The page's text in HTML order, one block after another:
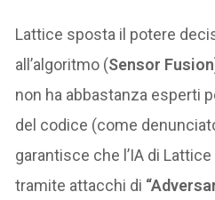
Lattice sposta il potere
all’algoritmo (Sensor Fusion
non ha abbastanza esperti
del codice (come
garantisce che l’IA di
tramite attacchi di